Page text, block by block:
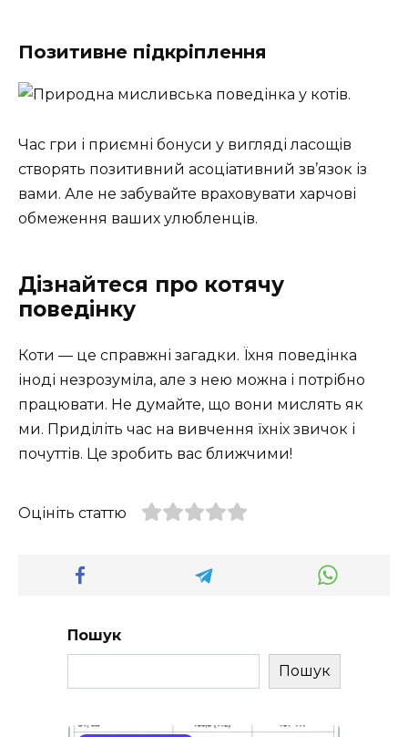
Позитивне підкріплення
Час гри і приємні бонуси у вигляді ласощів
створять позитивний асоціативний зв’язок із
вами. Але не забувайте враховувати харчові
обмеження ваших улюбленців.
Дізнайтеся про котячу
поведінку
Коти — це справжні загадки. Їхня поведінка
іноді незрозуміла, але з нею можна і потрібно
працювати. Не думайте, що вони мислять як
ми. Приділіть час на вивчення їхніх звичок і
почуттів. Це зробить вас ближчими!
Оцініть статтю
Пошук
Пошук